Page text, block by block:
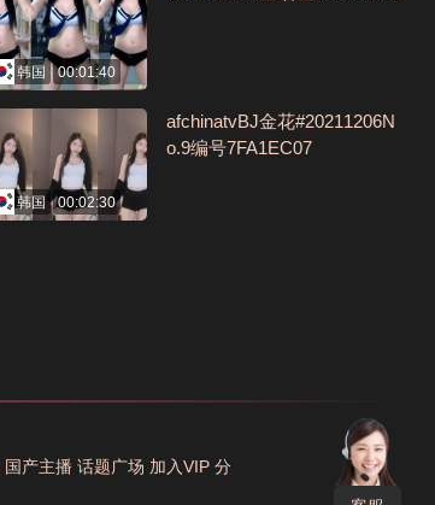
韩国 00:01:40
韩国 00:02:30
afchinatvBJ金花#20211206N
o.9编号7FA1EC07
国产主播 话题广场 加入VIP 分